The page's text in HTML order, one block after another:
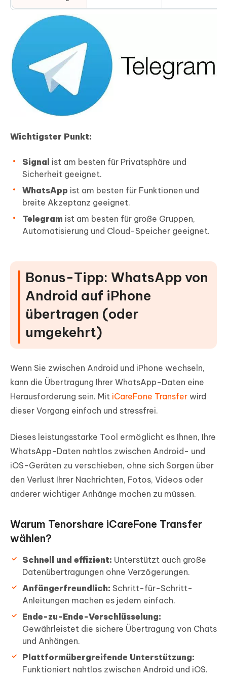
Wichtigster Punkt:
Signal ist am besten für Privatsphäre und
Sicherheit geeignet.
WhatsApp ist am besten für Funktionen und
breite Akzeptanz geeignet.
Telegram ist am besten für große Gruppen,
Automatisierung und Cloud-Speicher geeignet.
Bonus-Tipp: WhatsApp von
Android auf iPhone
übertragen (oder
umgekehrt)
Wenn Sie zwischen Android und iPhone wechseln,
kann die Übertragung Ihrer WhatsApp-Daten eine
Herausforderung sein. Mit iCareFone Transfer wird
dieser Vorgang einfach und stressfrei.
Dieses leistungsstarke Tool ermöglicht es Ihnen, Ihre
WhatsApp-Daten nahtlos zwischen Android- und
iOS-Geräten zu verschieben, ohne sich Sorgen über
den Verlust Ihrer Nachrichten, Fotos, Videos oder
anderer wichtiger Anhänge machen zu müssen.
Warum Tenorshare iCareFone Transfer
wählen?
Schnell und effizient: Unterstützt auch große
Datenübertragungen ohne Verzögerungen.
Anfängerfreundlich: Schritt-für-Schritt-
Anleitungen machen es jedem einfach.
Ende-zu-Ende-Verschlüsselung:
Gewährleistet die sichere Übertragung von Chats
und Anhängen.
Plattformübergreifende Unterstützung:
Funktioniert nahtlos zwischen Android und iOS.